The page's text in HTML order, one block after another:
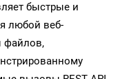
быстрые и
любой веб-
файлов,